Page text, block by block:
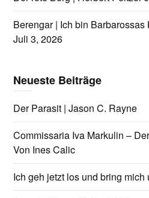
Berengar | Ich bin
Juli 3, 2026
Neueste Beiträge
Der Parasit | Jason C. Rayne
Commissaria Iva Markulin –
Von Ines Calic
Ich geh jetzt los und bring mich